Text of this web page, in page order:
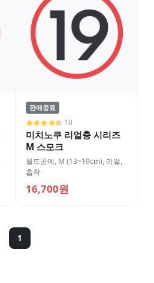
판매종료
10
미치노쿠 리얼충 시리즈
M 스모크
월드공예, M (13~19cm), 리얼,
흡착
16,700원
1